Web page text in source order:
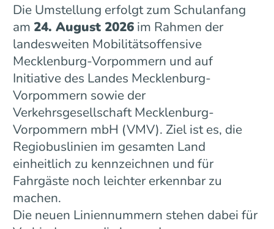
Die Umstellung erfolgt zum Schulanfang
am 24. August 2026im Rahmen der
landesweiten Mobilitätsoffensive
Mecklenburg-Vorpommern und auf
Initiative des Landes Mecklenburg-
Vorpommern sowie der
Verkehrsgesellschaft Mecklenburg-
Vorpommern mbH (VMV). Ziel ist es, die
Regiobuslinien im gesamten Land
einheitlich zu kennzeichnen und für
Fahrgäste noch leichter erkennbar zu
machen.
Die neuen Liniennummern stehen dabei für